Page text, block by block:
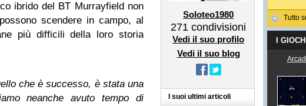
ibrido del BT Murrayfield non
scendere in campo, al
più difficili della loro storia
che è successo, è stata una
neanche avuto tempo di
Soloteo1980
271 condivisioni
Vedi il suo profilo
Vedi il suo blog
I suoi ultimi articoli
Tutto
I